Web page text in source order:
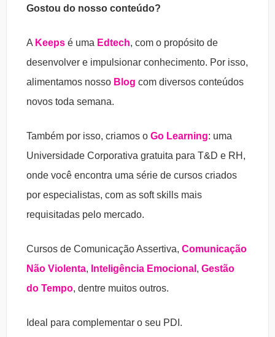
Gostou do nosso conteúdo?
A Keeps é uma Edtech, com o propósito de
desenvolver e impulsionar conhecimento. Por isso,
alimentamos nosso Blog com diversos conteúdos
novos toda semana.
Também por isso, criamos o Go Learning: uma
Universidade Corporativa gratuita para T&D e RH,
onde você encontra uma série de cursos criados
por especialistas, com as soft skills mais
requisitadas pelo mercado.
Cursos de Comunicação Assertiva, Comunicação
Não Violenta, Inteligência Emocional , Gestão
do Tempo, dentre muitos outros.
Ideal para complementar o seu PDI.